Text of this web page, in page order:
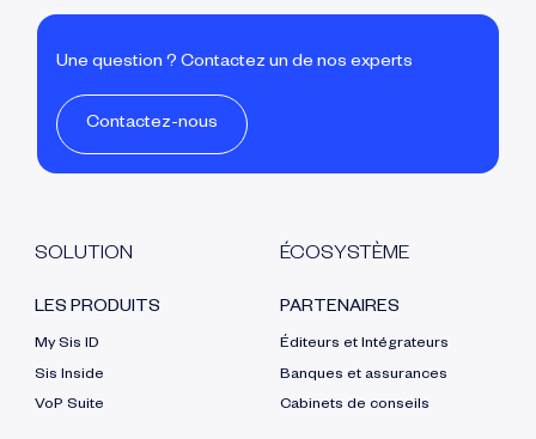
Une question ? Contactez un de nos experts
Contactez-nous
SOLUTION
LES PRODUITS
My Sis ID
Sis Inside
VoP Suite
ÉCOSYSTÈME
PARTENAIRES
Éditeurs et Intégrateurs
Banques et assurances
Cabinets de conseils